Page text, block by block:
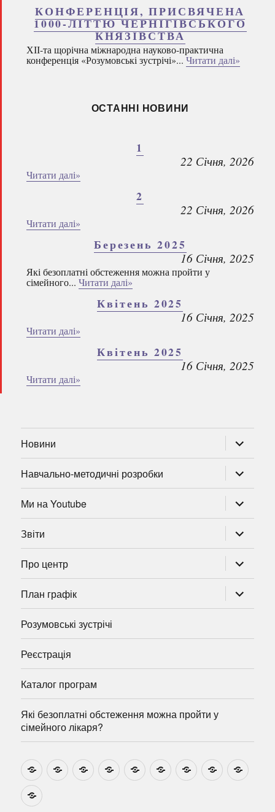
КОНФЕРЕНЦІЯ, ПРИСВЯЧЕНА
1000-ЛІТТЮ ЧЕРНІГІВСЬКОГО
КНЯЗІВСТВА
ХІІ-та щорічна міжнародна науково-практична
конференція «Розумовські зустрічі»... Читати далі»
ОСТАННІ НОВИНИ
1
22 Січня, 2026
Читати далі»
2
22 Січня, 2026
Читати далі»
Березень 2025
16 Січня, 2025
Які безоплатні обстеження можна пройти у
сімейного... Читати далі»
Квітень 2025
16 Січня, 2025
Читати далі»
Квітень 2025
16 Січня, 2025
Читати далі»
Новини
підменю
Навчально-методичні розробки
підменю
Ми на Youtube
підменю
Звіти
підменю
Про центр
підменю
План графік
підменю
Розумовські зустрічі
Реєстрація
Каталог програм
Які безоплатні обстеження можна пройти у
сімейного лікаря?
НовиниНавчально-
методичні
Ми
на
Звіти Про
центр
План
графік
Розумовські
зустрічі
Реєстрація
Які
безоплатні